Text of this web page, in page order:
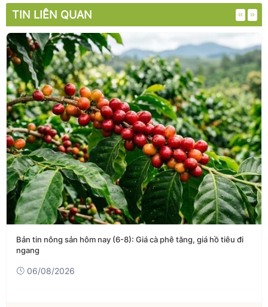
TIN LIÊN QUAN
Bản tin nông sản hôm nay (6-8): Giá cà phê tăng, giá hồ tiêu đi
ngang
06/08/2026